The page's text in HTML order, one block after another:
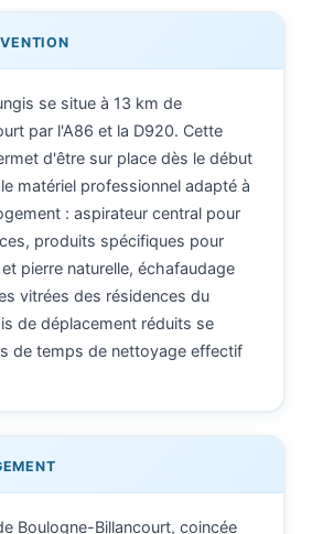
se situe à 13 km de
par l'A86 et la D920. Cette
d'être sur place dès le début
matériel professionnel adapté à
: aspirateur central pour
produits spécifiques pour
pierre naturelle, échafaudage
vitrées des résidences du
de déplacement réduits se
de temps de nettoyage effectif
Boulogne-Billancourt, coincée